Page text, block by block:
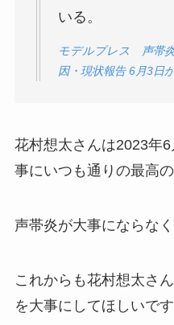
いる。
モデルプレス 声帯炎
因・現状報告 6月3日
花村想太さんは2023年
事にいつも通りの最高
声帯炎が大事にならな
これからも花村想太さ
を大事にしてほしいです